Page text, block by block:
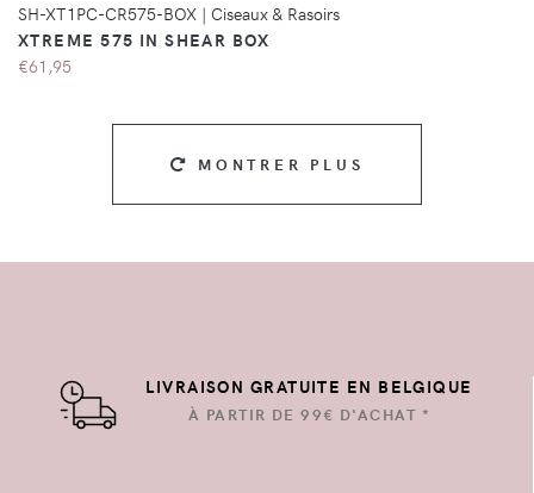
SH-XT1PC-CR575-BOX | Ciseaux & Rasoirs
XTREME 575 IN SHEAR BOX
€61,95
MONTRER PLUS
LIVRAISON GRATUITE EN BELGIQUE
À PARTIR DE 99€ D'ACHAT *